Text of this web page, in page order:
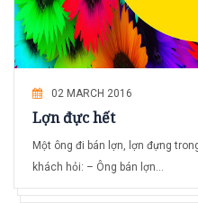
02 MARCH 2016
Lợn đực hết
Một ông đi bán lợn, lợn đựng
khách hỏi: – Ông bán lợn...